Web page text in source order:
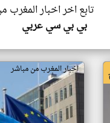
تابع اخر اخبار المغرب
بي بي سي عربي
اخبار المغرب من مباشر